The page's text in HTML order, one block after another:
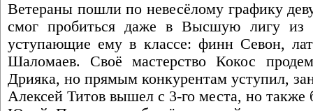
Ветераны пошли по невесёлому графику
смог пробиться даже в Высшую лигу из
уступающие ему в классе: финн Севон,
Шаломаев. Своё мастерство Кокос
Дрияка, но прямым конкурентам уступил,
Алексей Титов вышел с 3-го места, но также